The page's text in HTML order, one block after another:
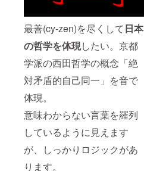
最善(cy-zen)を尽くして日本
の哲学を体現したい。京都
学派の西田哲学の概念「絶
対矛盾的自己同一」を音で
体現。
意味わからない言葉を羅列
しているように見えます
が、しっかりロジックがあ
ります。